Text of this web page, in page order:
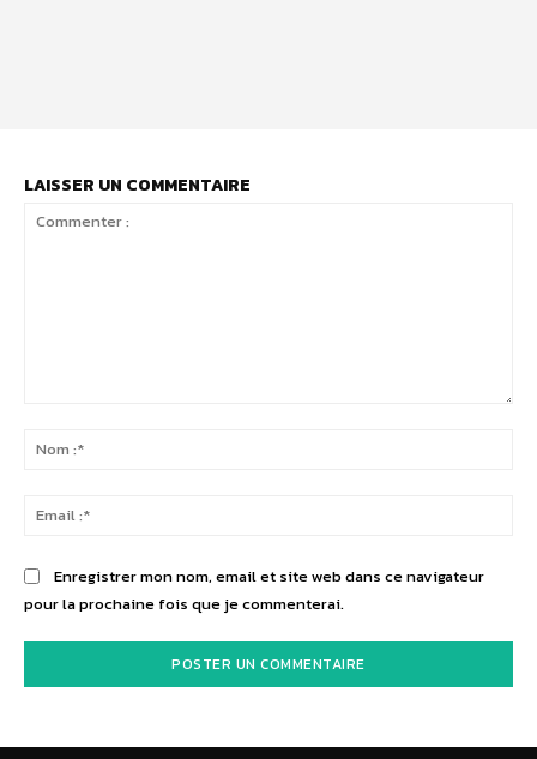
LAISSER UN COMMENTAIRE
Enregistrer mon nom, email et site web dans ce navigateur
pour la prochaine fois que je commenterai.